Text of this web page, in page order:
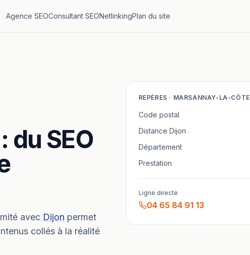
Agence SEOConsultant SEONetlinkingPlan du site
: du SEO
avec Dijon permet
collés à la réalité
REPÈRES · MARSANNAY-LA-CÔTE
Code postal
Distance Dijon
Département
Prestation
Ligne directe
04 65 84 91 13